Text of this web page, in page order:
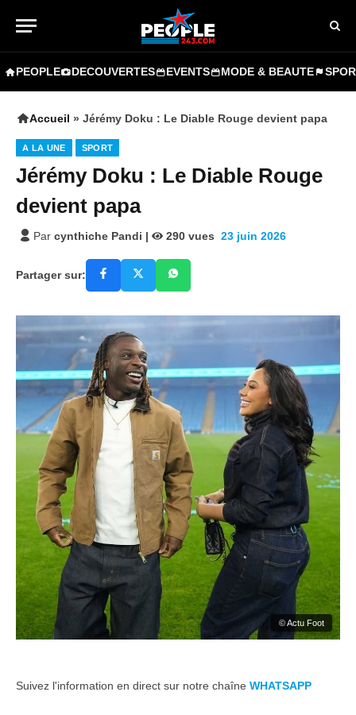
PEOPLE DECOUVERTES EVENTS MODE & BEAUTE
Accueil » Jérémy Doku : Le Diable Rouge devient papa
A LA UNE SPORT
Jérémy Doku : Le Diable Rouge
devient papa
Par cynthiche Pandi | 290 vues 23 juin 2026
Partager sur:
© Actu Foot
Suivez l'information en direct sur notre chaîne WHATSAPP